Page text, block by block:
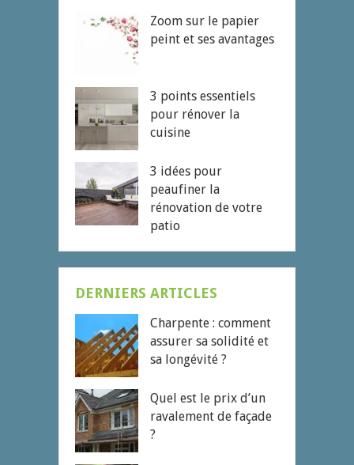
Zoom sur le papier
peint et ses avantages
3 points essentiels
pour rénover la
cuisine
3 idées pour
peaufiner la
rénovation de votre
patio
DERNIERS ARTICLES
Charpente : comment
assurer sa solidité et
sa longévité ?
Quel est le prix d’un
ravalement de façade
?